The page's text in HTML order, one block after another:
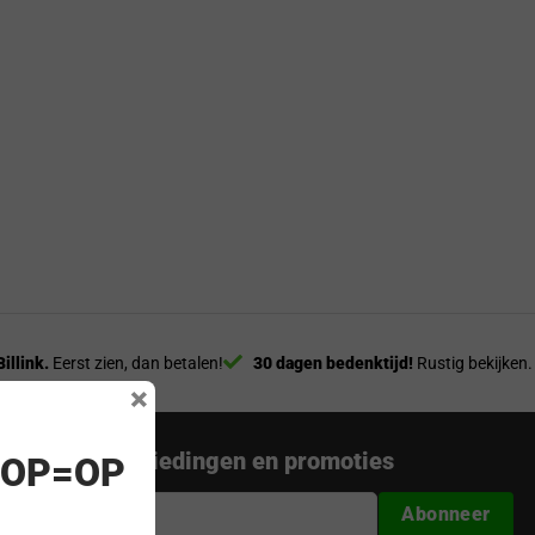
Eerst zien, dan betalen! 30 dagen bedenktijd! Rustig bekijken.
aanbiedingen en promoties
Abonneer
×